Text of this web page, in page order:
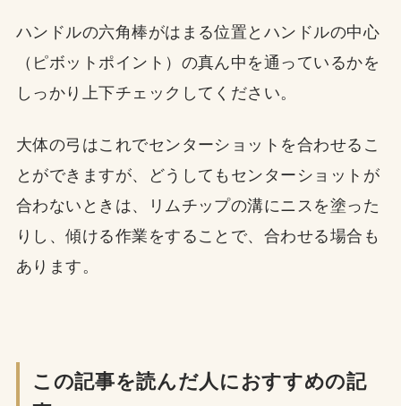
ハンドルの六角棒がはまる位置とハンドルの中心
（ピボットポイント）の真ん中を通っているかを
しっかり上下チェックしてください。
大体の弓はこれでセンターショットを合わせるこ
とができますが、どうしてもセンターショットが
合わないときは、リムチップの溝にニスを塗った
りし、傾ける作業をすることで、合わせる場合も
あります。
この記事を読んだ人におすすめの記